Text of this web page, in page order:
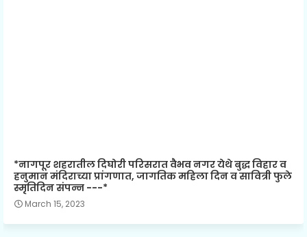
*नागपूर शहरातील दिघोरी परिसरात वैभव नगर येथे बुद्ध विहार व
हनुमान मंदिराच्या प्रांगणात, जागतिक महिला दिन व सावित्री फुले
स्मृतिदिन संपन्न ---*
March 15, 2023